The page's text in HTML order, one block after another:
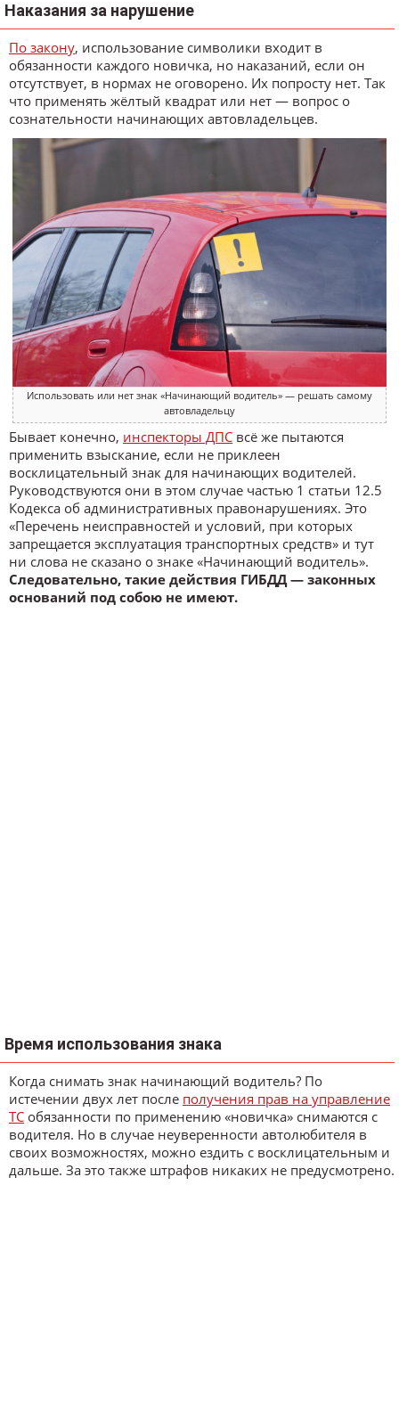
Наказания за нарушение
По закону, использование символики входит в
обязанности каждого новичка, но наказаний, если он
отсутствует, в нормах не оговорено. Их попросту нет. Так
что применять жёлтый квадрат или нет — вопрос о
сознательности начинающих автовладельцев.
Использовать или нет знак «Начинающий водитель» — решать самому
автовладельцу
Бывает конечно, инспекторы ДПС всё же пытаются
применить взыскание, если не приклеен
восклицательный знак для начинающих водителей.
Руководствуются они в этом случае частью 1 статьи 12.5
Кодекса об административных правонарушениях. Это
«Перечень неисправностей и условий, при которых
запрещается эксплуатация транспортных средств» и тут
ни слова не сказано о знаке «Начинающий водитель».
Следовательно, такие действия ГИБДД — законных
оснований под собою не имеют.
Время использования знака
Когда снимать знак начинающий водитель? По
истечении двух лет после получения прав на управление
ТС обязанности по применению «новичка» снимаются с
водителя. Но в случае неуверенности автолюбителя в
своих возможностях, можно ездить с восклицательным и
дальше. За это также штрафов никаких не предусмотрено.